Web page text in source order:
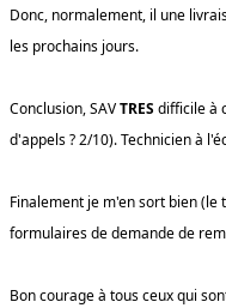
Donc, normalement, il une
les prochains jours.
Conclusion, SAVTRES difficile à
d'appels ? 2/10). Technicien à
Finalement je m'en sort bien
formulaires de demande de
Bon courage à tous ceux qui